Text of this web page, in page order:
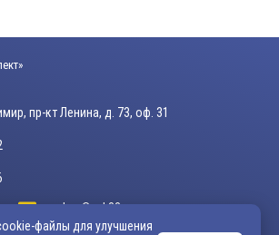
пр-кт Ленина, д. 73, оф. 31
zakaz@vek33.ru
файлы для улучшения